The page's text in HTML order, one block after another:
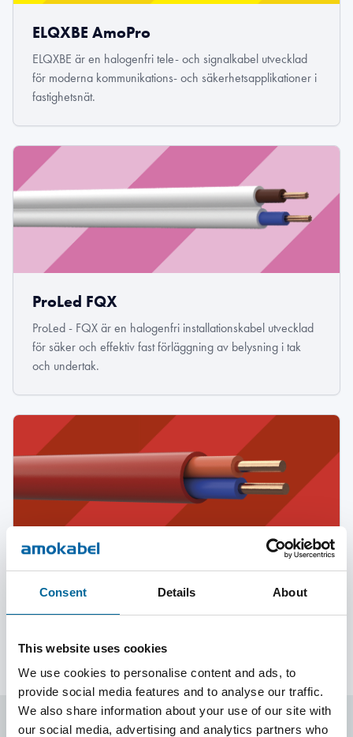
Consent Details About
This website uses cookies
We use cookies to personalise content and ads, to
provide social media features and to analyse our traffic.
We also share information about your use of our site with
our social media, advertising and analytics partners who
ELQXBE AmoPro
ELQXBE är en halogenfri tele- och signalkabel utvecklad
för moderna kommunikations- och säkerhetsapplikationer i
fastighetsnät.
ProLed FQX
ProLed - FQX är en halogenfri installationskabel utvecklad
för säker och effektiv fast förläggning av belysning i tak
och undertak.
ProSense ELQYB
ELQYB är en halogenfri brandlarmskabel med PE-isolering,
utvecklad för tillförlitlig signalöverföring i brandlarmsystem.